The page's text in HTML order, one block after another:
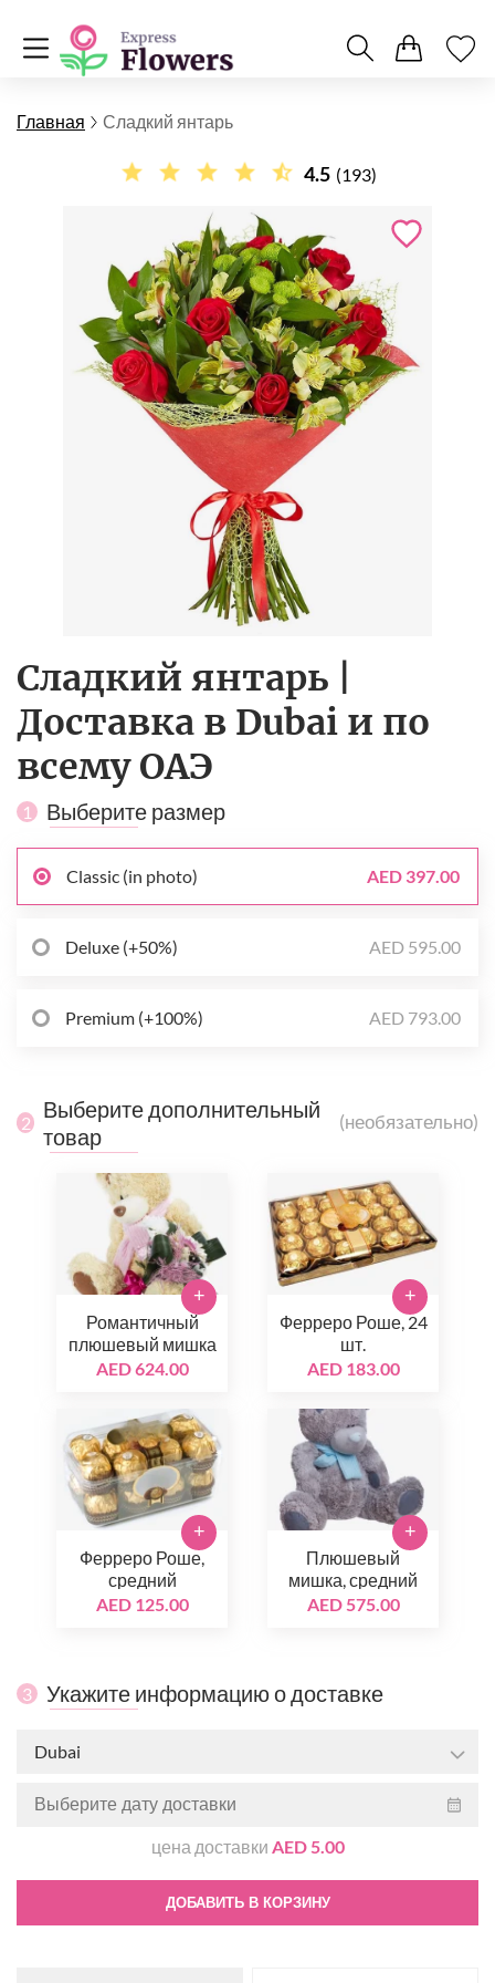
Главная Сладкий янтарь
4.5 (193)
Сладкий янтарь |
Доставка в Dubai и по
всему ОАЭ
1 Выберите размер
Classic (in photo) AED 397.00
Deluxe (+50%) AED 595.00
Premium (+100%) AED 793.00
2
Выберите дополнительный
товар
(необязательно)
Романтичный
плюшевый мишка
AED 624.00
+
Ферреро Роше, 24
шт.
AED 183.00
+
Ферреро Роше,
средний
AED 125.00
+
Плюшевый
мишка, средний
AED 575.00
+
3 Укажите информацию о доставке
Dubai
цена доставки AED 5.00
ДОБАВИТЬ В КОРЗИНУ